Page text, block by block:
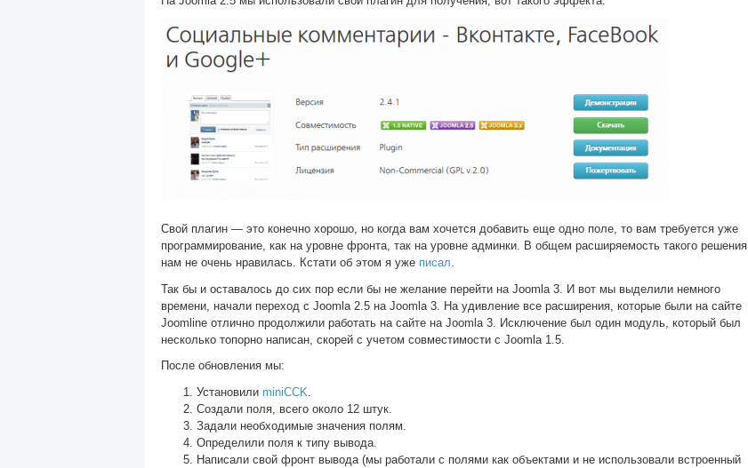
Свой плагин — это конечно хорошо, но когда вам хочется добавить еще одно поле, то вам требуется уже
программирование, как на уровне фронта, так на уровне админки. В общем расширяемость такого решения
нам не очень нравилась. Кстати об этом я уже писал.
Так бы и оставалось до сих пор если бы не желание перейти на Joomla 3. И вот мы выделили немного
времени, начали переход c Joomla 2.5 на Joomla 3. На удивление все расширения, которые были на сайте
Joomline отлично продолжили работать на сайте на Joomla 3. Исключение был один модуль, который был
несколько топорно написан, скорей с учетом совместимости c Joomla 1.5.
После обновления мы:
Установили miniCCK
Создали поля, всего около 12 штук.
Задали необходимые значения полям.
Определили поля к типу вывода.
Написали свой фронт вывода (мы работали с полями как объектами и не использовали встроенный